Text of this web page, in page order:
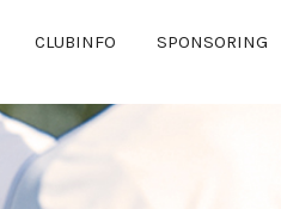
CLUBINFO SPONSORING